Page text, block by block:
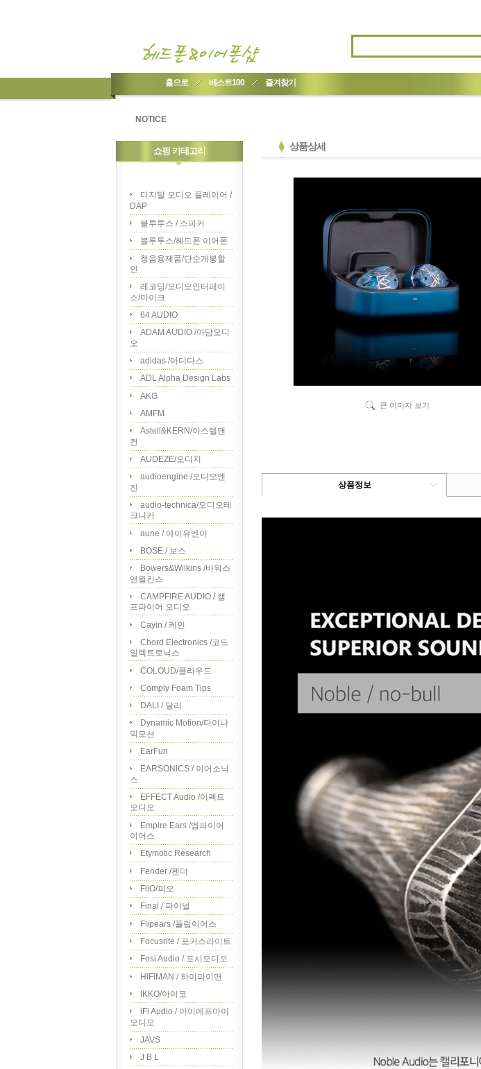
홈으로 베스트100 즐겨찾기
NOTICE
쇼핑 카테고리
디지탈 오디오 플레이어 /
DAP
블루투스 / 스피커
블루투스/헤드폰 이어폰
청음용제품/단순개봉할
인
레코딩/오디오인터페이
스/마이크
64 AUDIO
ADAM AUDIO /아담오디
오
adidas /아디다스
ADL Alpha Design Labs
AKG
AMFM
Astell&KERN/아스텔앤
컨
AUDEZE/오디지
audioengine /오디오엔
진
audio-technica/오디오테
크니카
aune / 에이유엔이
BOSE / 보스
Bowers&Wilkins /바워스
앤윌킨스
CAMPFIRE AUDIO / 캠
프파이어 오디오
Cayin / 케인
Chord Electronics /코드
일렉트로닉스
COLOUD/클라우드
Comply Foam Tips
DALI / 달리
Dynamic Motion/다이나
믹모션
EarFun
EARSONICS / 이어소닉
스
EFFECT Audio /이펙트
오디오
Empire Ears /엠파이어
이어스
Etymotic Research
Fender /펜더
FiiO/피오
Final / 파이널
Flipears /플립이어스
Focusrite / 포커스라이트
Fosi Audio / 포시오디오
HIFIMAN / 하이파이맨
IKKO/아이코
iFi Audio / 아이에프아이
오디오
JAVS
J B L
상품상세
큰 이미지 보기
상품정보